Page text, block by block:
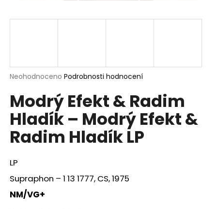
Průměrné
produktu
je
0,0
5
hvězdiček.
Neohodnoceno Podrobnosti hodnocení
Modrý Efekt & Radim
Hladík – Modrý Efekt &
Radim Hladík LP
LP
Supraphon ‎– 1 13 1777, CS, 1975
NM/VG+
j
?
HLEDAT
o
p
r